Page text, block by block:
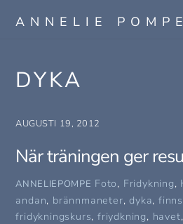
ANNELIE POMPE
DYKA
AUGUSTI 19, 2012
När träningen ger
ANNELIEPOMPE Foto, Fridykning,
andan, brännmaneter,dyka,finns
fridykningskurs,friydkning, havet,